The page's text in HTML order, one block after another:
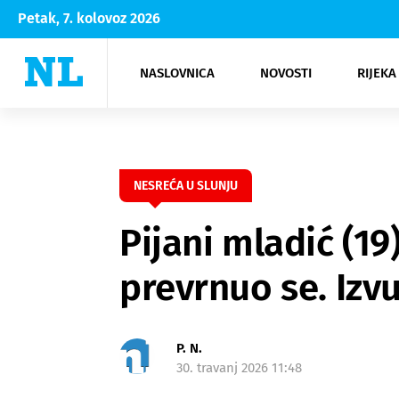
Petak, 7. kolovoz 2026
NASLOVNICA NOVOSTI
Rijeka Opatija
NK
Moda
Kultura
NESREĆA U SLUNJU
Pijani mladić
prevrnuo se.
P. N.
30. travanj 2026 11:48